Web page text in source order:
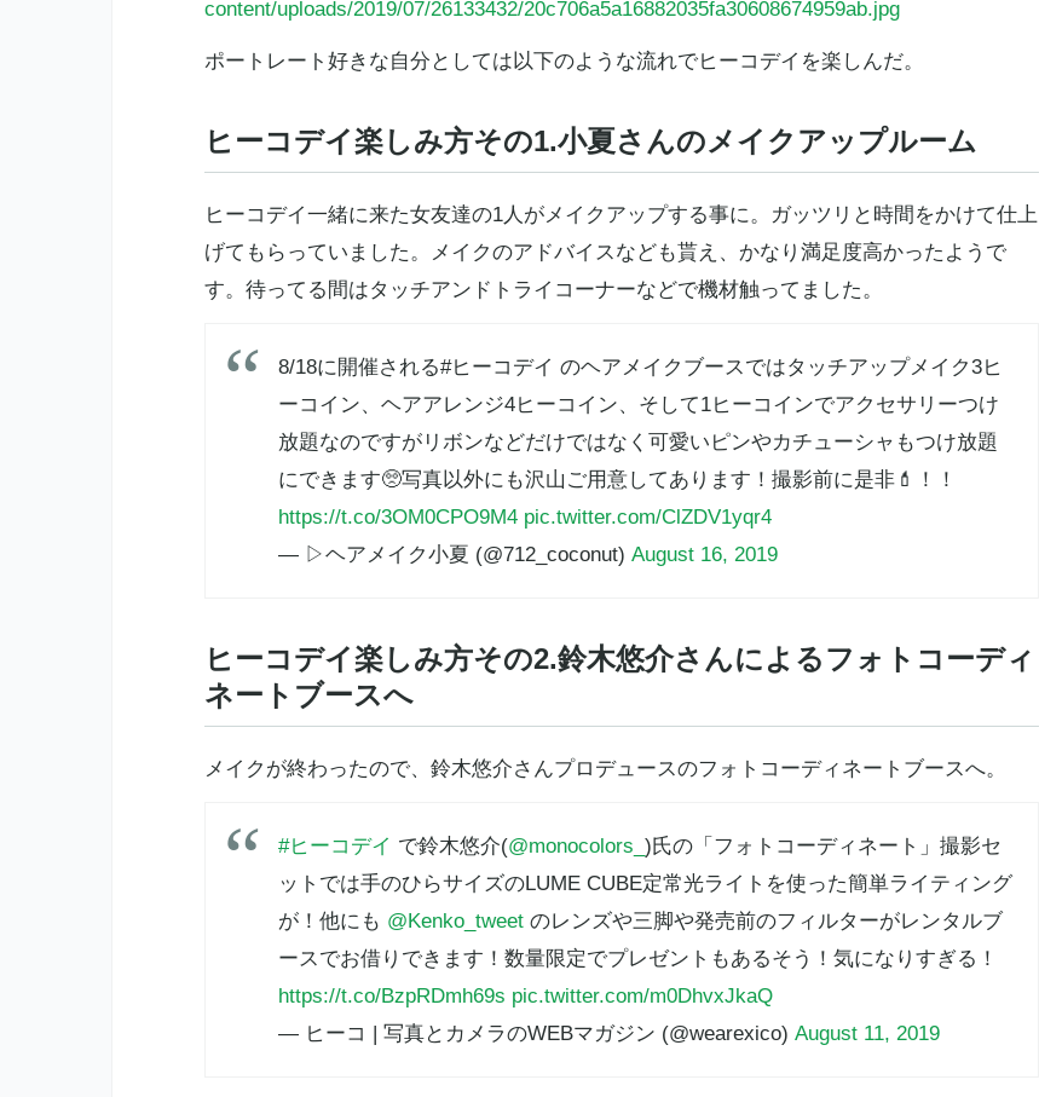
ポートレート好きな自分としては以下のような流れでヒーコデイを楽しんだ。
ヒーコデイ楽しみ方その1.小夏さんのメイクアップルーム
ヒーコデイ一緒に来た女友達の1人がメイクアップする事に。ガッツリと時間をかけて仕上
げてもらっていました。メイクのアドバイスなども貰え、かなり満足度高かったようで
す。待ってる間はタッチアンドトライコーナーなどで機材触ってました。
8/18に開催される#ヒーコデイ のヘアメイクブースではタッチアップメイク3ヒ
ーコイン、ヘアアレンジ4ヒーコイン、そして1ヒーコインでアクセサリーつけ
放題なのですがリボンなどだけではなく可愛いピンやカチューシャもつけ放題
にできます🥺写真以外にも沢山ご用意してあります！撮影前に是非💄！！
https://t.co/3OM0CPO9M4 pic.twitter.com/ClZDV1yqr4
— ▷ヘアメイク小夏 (@712_coconut) August 16, 2019
ヒーコデイ楽しみ方その2.鈴木悠介さんによるフォトコーディ
ネートブースへ
メイクが終わったので、鈴木悠介さんプロデュースのフォトコーディネートブースへ。
#ヒーコデイ で鈴木悠介(@monocolors_ )氏の「フォトコーディネート」撮影セ
ットでは手のひらサイズのLUME CUBE定常光ライトを使った簡単ライティング
が！他にも @Kenko_tweetのレンズや三脚や発売前のフィルターがレンタルブ
ースでお借りできます！数量限定でプレゼントもあるそう！気になりすぎる！
https://t.co/BzpRDmh69s pic.twitter.com/m0DhvxJkaQ
— ヒーコ | 写真とカメラのWEBマガジン (@wearexico) August 11, 2019